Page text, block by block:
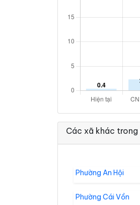
Các xã khác trong
Phường An Hội
Phường Cái Vồn